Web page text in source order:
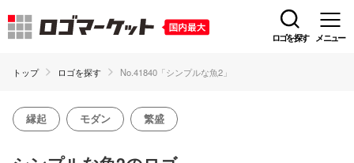
ロゴを探す メニュー
トップ ロゴを探す No.41840「シンプルな魚2」
縁起 モダン 繁盛